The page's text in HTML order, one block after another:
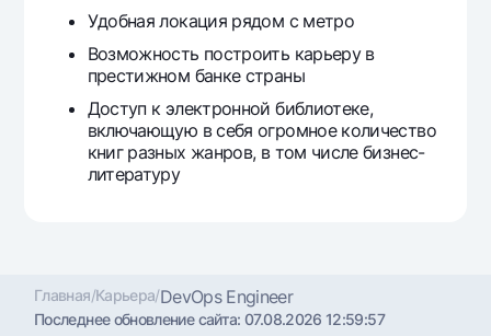
Удобная локация рядом с метро
Возможность построить карьеру в
престижном банке страны
Доступ к электронной библиотеке,
включающую в себя огромное количество
книг разных жанров, в том числе бизнес-
литературу
Главная/Карьера/DevOps Engineer
Последнее обновление сайта:07.08.2026 12:59:57